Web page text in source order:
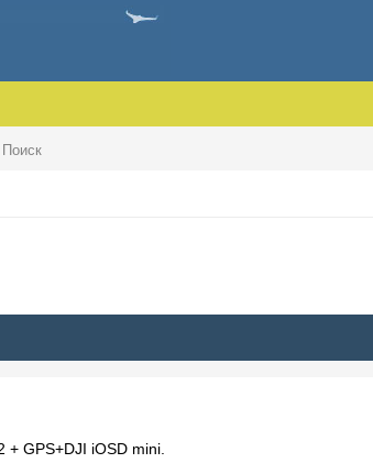
Поиск
GPS+DJI iOSD mini.